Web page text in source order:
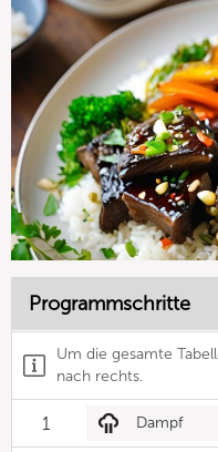
Programmschritte
Um die gesamte
nach rechts.
1 Dampf